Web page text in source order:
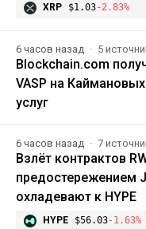
XRP $1.03-2.83%
6 часов назад 5
Blockchain.com
VASP на
услуг
6 часов назад 7
Взлёт контрактов
предостережением
охладевают к HYPE
HYPE $56.03-1.63%